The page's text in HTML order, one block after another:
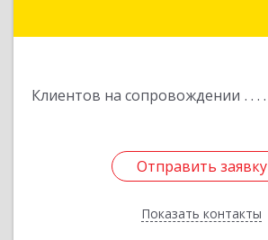
Клиентов на сопровождении
Отправить заявку
Показать контакты
Отправить заявку
Назад